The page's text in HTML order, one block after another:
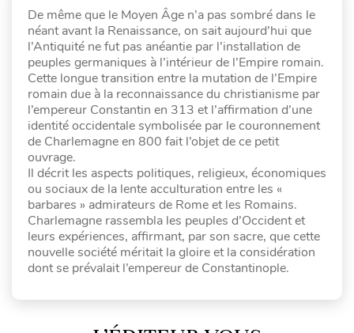
De même que le Moyen Âge n’a pas sombré dans le
néant avant la Renaissance, on sait aujourd’hui que
l’Antiquité ne fut pas anéantie par l’installation de
peuples germaniques à l’intérieur de l’Empire romain.
Cette longue transition entre la mutation de l’Empire
romain due à la reconnaissance du christianisme par
l’empereur Constantin en 313 et l’affirmation d’une
identité occidentale symbolisée par le couronnement
de Charlemagne en 800 fait l’objet de ce petit
ouvrage.
Il décrit les aspects politiques, religieux, économiques
ou sociaux de la lente acculturation entre les «
barbares » admirateurs de Rome et les Romains.
Charlemagne rassembla les peuples d’Occident et
leurs expériences, affirmant, par son sacre, que cette
nouvelle société méritait la gloire et la considération
dont se prévalait l’empereur de Constantinople.